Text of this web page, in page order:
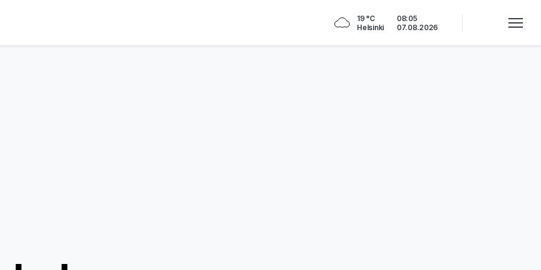
19 °C
Helsinki
08:05
07.08.2026